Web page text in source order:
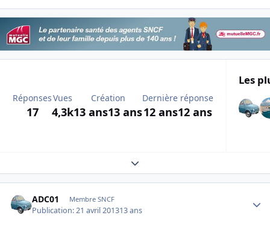
Réponses
17
Vues
4,3k
Création
13 ans13 ans
Dernière réponse
12 ans12 ans
Les
Expand topic overview
ADC01 Membre SNCF
Publication:21 avril 201313 ans